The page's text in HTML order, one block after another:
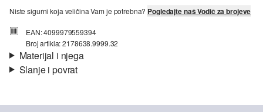
Niste sigurni koja veličina Vam je potrebna? Pogledajte naš Vodič za brojeve
EAN: 4099979559394
Broj artikla: 2178638.9999.32
Materijal i njega
Materijal: Pamuk
Slanje i povrat